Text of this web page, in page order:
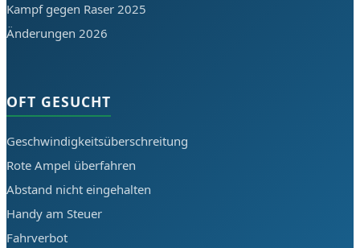
Kampf gegen Raser 2025
Änderungen 2026
OFT GESUCHT
Geschwindigkeitsüberschreitung
Rote Ampel überfahren
Abstand nicht eingehalten
Handy am Steuer
Fahrverbot